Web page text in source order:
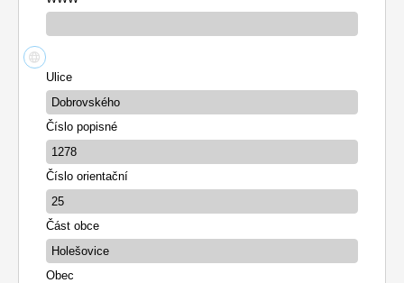
Ulice
Číslo popisné
Číslo orientační
Část obce
Obec